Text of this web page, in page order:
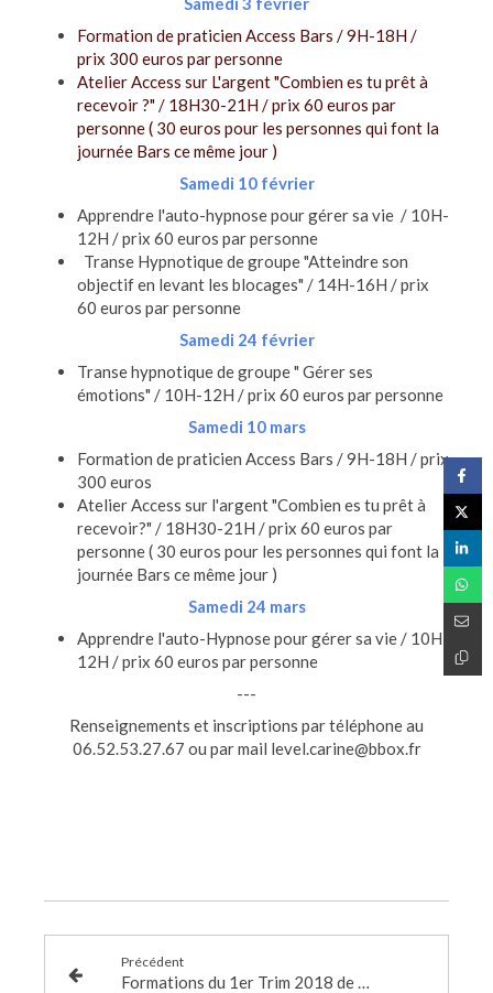
Formation de praticien Access Bars / 9H-18H /
prix 300 euros par personne
Atelier Access sur L'argent "Combien es tu prêt à
recevoir ?" / 18H30-21H / prix 60 euros par
personne ( 30 euros pour les personnes qui font la
journée Bars ce même jour )
Samedi 10 février
Apprendre l'auto-hypnose pour gérer sa vie / 10H-
12H / prix 60 euros par personne
Transe Hypnotique de groupe "Atteindre son
objectif en levant les blocages" / 14H-16H / prix
60 euros par personne
Samedi 24 février
Transe hypnotique de groupe " Gérer ses
émotions" / 10H-12H / prix 60 euros par personne
Samedi 10 mars
Formation de praticien Access Bars / 9H-18H / prix
300 euros
Atelier Access sur l'argent "Combien es tu prêt à
recevoir?" / 18H30-21H / prix 60 euros par
personne ( 30 euros pour les personnes qui font la
journée Bars ce même jour )
Samedi 24 mars
Apprendre l'auto-Hypnose pour gérer sa vie / 10H-
12H / prix 60 euros par personne
---
Renseignements et inscriptions par téléphone au
06.52.53.27.67 ou par mail level.carine@bbox.fr
Précédent
Formations du 1er Trim 2018 de Praticien Access Bars à CHELLES